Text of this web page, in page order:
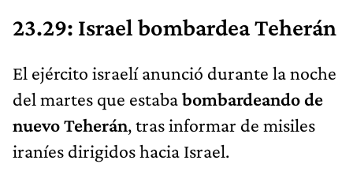
23.29: Israel bombardea Teherán
El ejército israelí anunció durante la noche
del martes que estababombardeando de
nuevo Teherán, tras informar de misiles
iraníes dirigidos hacia Israel.